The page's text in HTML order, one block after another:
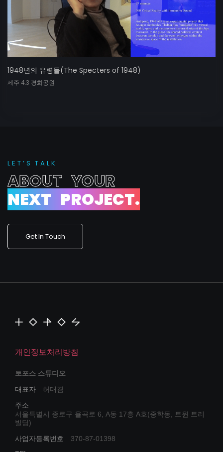
1948년의 유령들(The Specters of 1948)
제주 4.3 평화공원
LE T ’ S T A LK
ABOUT YOUR
NEXT PROJECT.
Get In Touch
개인정보처리방침
토포스 스튜디오
대표자
허대겸
주소
서울특별시 종로구 율곡로 6, A동 17층 A호(중학동, 트윈 트리
빌딩)
사업자등록번호
370-87-01398